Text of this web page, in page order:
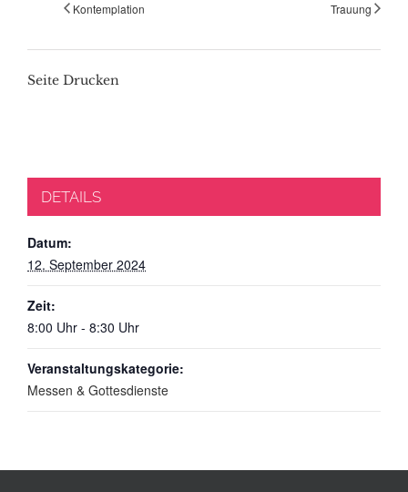
Kontemplation Trauung
Seite Drucken
DETAILS
Datum:
12. September 2024
Zeit:
8:00 Uhr - 8:30 Uhr
Veranstaltungskategorie:
Messen & Gottesdienste